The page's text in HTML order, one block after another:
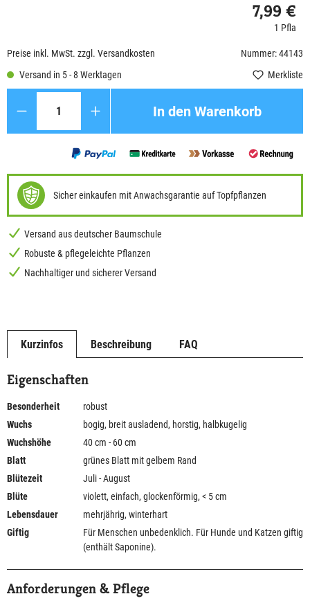
7,99 €
1 Pfla
Preise inkl. MwSt. zzgl. Versandkosten
Nummer: 44143
Versand in 5 - 8 Werktagen
Merkliste
In den Warenkorb
Sicher einkaufen mit Anwachsgarantie auf Topfpflanzen
Versand aus deutscher Baumschule
Robuste & pflegeleichte Pflanzen
Nachhaltiger und sicherer Versand
Kurzinfos Beschreibung FAQ
Eigenschaften
Besonderheit
robust
Wuchs
bogig, breit ausladend, horstig, halbkugelig
Wuchshöhe
40 cm - 60 cm
Blatt
grünes Blatt mit gelbem Rand
Blütezeit
Juli - August
Blüte
violett, einfach, glockenförmig, < 5 cm
Lebensdauer
mehrjährig, winterhart
Giftig
Für Menschen unbedenklich. Für Hunde und Katzen giftig
(enthält Saponine).
Anforderungen & Pflege